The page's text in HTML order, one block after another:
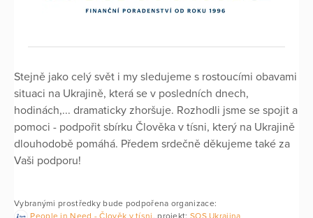
Stejně jako celý svět i my sledujeme s rostoucími obavami
situaci na Ukrajině, která se v posledních dnech,
hodinách,... dramaticky zhoršuje. Rozhodli jsme se spojit a
pomoci - podpořit sbírku Člověka v tísni, který na Ukrajině
dlouhodobě pomáhá. Předem srdečně děkujeme také za
Vaši podporu!
Vybranými prostředky bude podpořena organizace: